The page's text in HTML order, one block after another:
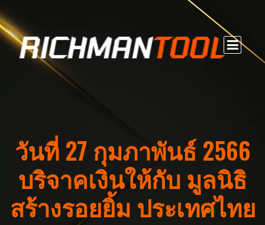
วันที่ 27 กุมภาพันธ์ 2566
บริจาคเงินให้กับ มูลนิธิ
สร้างรอยยิ้ม ประเทศไทย